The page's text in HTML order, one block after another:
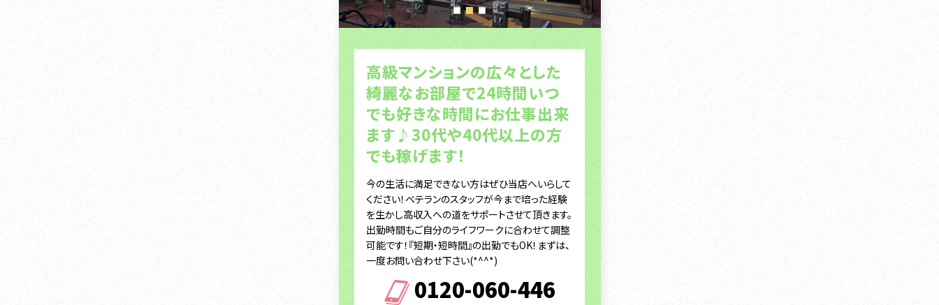
高級マンションの広々とした
綺麗なお部屋で24時間いつ
でも好きな時間にお仕事出来
ます♪30代や40代以上の方
でも稼げます！
今の生活に満足できない方はぜひ当店へいらして
ください！ベテランのスタッフが今まで培った経験
を生かし高収入への道をサポートさせて頂きます。
出勤時間もご自分のライフワークに合わせて調整
可能です！『短期・短時間』の出勤でもOK！まずは、
一度お問い合わせ下さい(*^^*)
0120-060-446